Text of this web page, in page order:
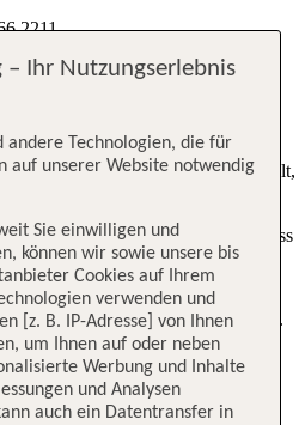
2211
Air Malta empfiehlt,
die Frist einzuhalten. Die Reise
Zeit zur Einhaltung der
Halten Passagiere den Meldeschluss
der Buchung berechtigt.
Agenten informieren die
für den ersten Flug mit ihnen.
nachfolgende Flüge müssen sich
Den Meldeschluss für die Flüge
Malta oder man erfährt es von Air
Vertretern.
– Ihr Nutzungserlebnis
andere Technologien, die für
auf unserer Website notwendig
Sie einwilligen und
können wir sowie unsere bis
Cookies auf Ihrem
verwenden und
[z. B. IP-Adresse] von Ihnen
um Ihnen auf oder neben
Werbung und Inhalte
und Analysen
auch ein Datentransfer in